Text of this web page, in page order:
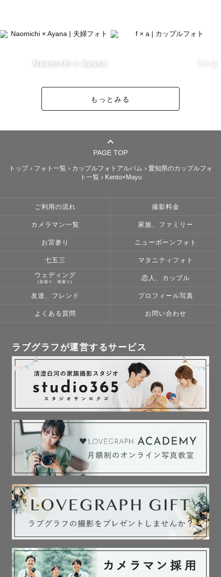
Naomichi × Ayana f × a
もっとみる
PAGE TOP
トップ› フォト一覧 › カップルフォトアルバム › 愛知県のカップルフォ
ト一覧 › Kento×Mayu
ご利用の流れ 撮影料金
カメラマン一覧 家族、ファミリー
お宮参り ニューボーンフォト
七五三 マタニティフォト
ウェディング
(前撮り、後撮り)
恋人、カップル
友達、フレンド プロフィール写真
よくある質問 お問い合わせ
ラブグラフが運営するサービス